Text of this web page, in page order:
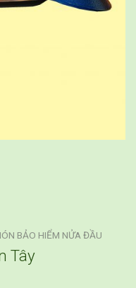
BẢO HIỂM NỬA ĐẦU
Tây